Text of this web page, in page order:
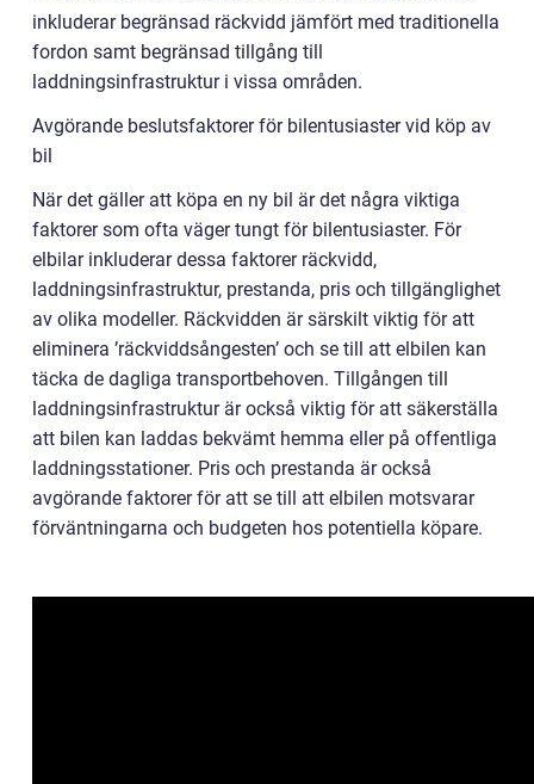
inkluderar begränsad räckvidd jämfört med traditionella
fordon samt begränsad tillgång till
laddningsinfrastruktur i vissa områden.
Avgörande beslutsfaktorer för bilentusiaster vid köp av
bil
När det gäller att köpa en ny bil är det några viktiga
faktorer som ofta väger tungt för bilentusiaster. För
elbilar inkluderar dessa faktorer räckvidd,
laddningsinfrastruktur, prestanda, pris och tillgänglighet
av olika modeller. Räckvidden är särskilt viktig för att
eliminera ’räckviddsångesten’ och se till att elbilen kan
täcka de dagliga transportbehoven. Tillgången till
laddningsinfrastruktur är också viktig för att säkerställa
att bilen kan laddas bekvämt hemma eller på offentliga
laddningsstationer. Pris och prestanda är också
avgörande faktorer för att se till att elbilen motsvarar
förväntningarna och budgeten hos potentiella köpare.